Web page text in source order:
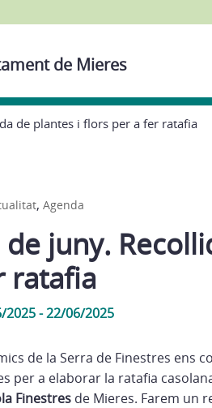
de Mieres
de plantes i flors per a fer ratafia
, Agenda
de juny.
ratafia
2025 - 22/06/2025
de la Serra de Finestres ens
per a elaborar la ratafia
Finestres de Mieres. Farem un